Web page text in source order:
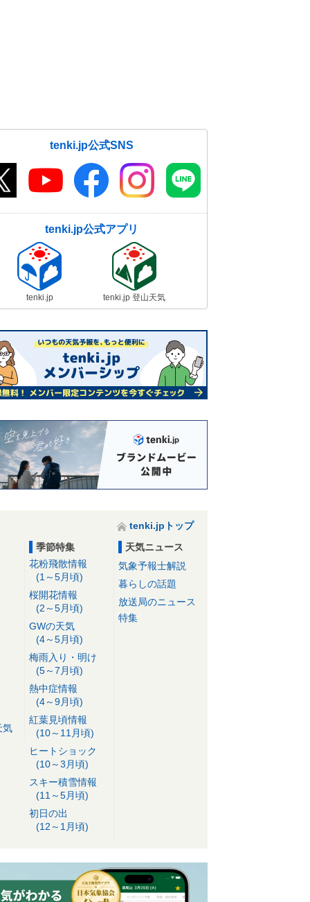
tenki.jp公式SNS
tenki.jp公式アプリ
tenki.jp tenki.jp 登山天気
tenki.jpトップ
気
季節特集
花粉飛散情報
(1～5月頃)
桜開花情報
(2～5月頃)
GWの天気
(4～5月頃)
梅雨入り・明け
(5～7月頃)
熱中症情報
(4～9月頃)
紅葉見頃情報
(10～11月頃)
ヒートショック
(10～3月頃)
スキー積雪情報
(11～5月頃)
初日の出
(12～1月頃)
天気ニュース
気象予報士解説
暮らしの話題
放送局のニュース
特集